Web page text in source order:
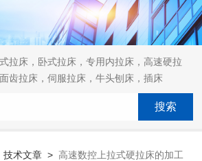
拉床，卧式拉床，专用内拉床，高速硬拉
齿拉床，伺服拉床，牛头刨床，插床
技术文章 > 高速数控上拉式硬拉床的加工